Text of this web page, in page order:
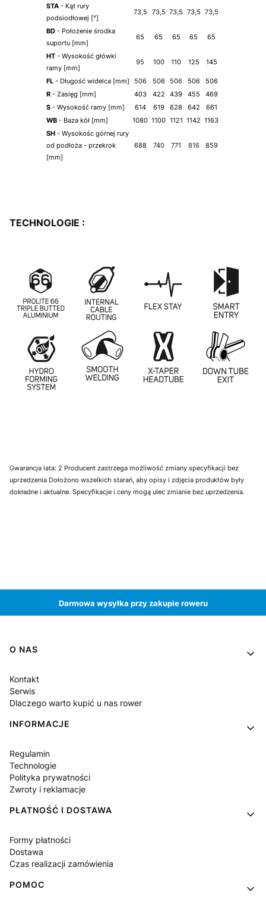
STA - Kąt rury
podsiodłowej [°]
73,5 73,5 73,5 73,5 73,5
BD - Położenie środka
suportu [mm]
65 65 65 65 65
HT - Wysokość główki
ramy [mm]
95 100 110 125 145
FL - Długość widelca [mm] 506 506 506 506
506
R - Zasięg [mm] 403 422 439 455
469
S - Wysokość ramy [mm] 614 619 628 642
661
WB - Baza kół [mm] 1080 1100 1121 1142 1163
SH - Wysokośc górnej rury
od podłoża - przekrok
[mm]
688 740 771 816 859
TECHNOLOGIE :
Gwarancja lata: 2 Producent zastrzega możliwość zmiany specyfikacji bez
uprzedzenia Dołożono wszelkich starań, aby opisy i zdjęcia produktów były
dokładne i aktualne. Specyfikacje i ceny mogą ulec zmianie bez uprzedzenia.
Darmowa wysyłka przy zakupie roweru
Linki w stopce
O NAS
Kontakt
Serwis
Dlaczego warto kupić u nas rower
INFORMACJE
Regulamin
Technologie
Polityka prywatności
Zwroty i reklamacje
PŁATNOŚĆ I DOSTAWA
Formy płatności
Dostawa
Czas realizacji zamówienia
POMOC